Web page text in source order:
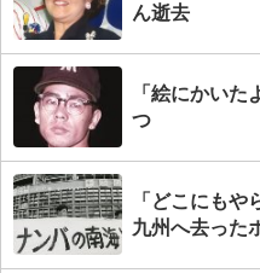
ん逝去
「絵にかい
つ
「どこにもや
九州へ去った